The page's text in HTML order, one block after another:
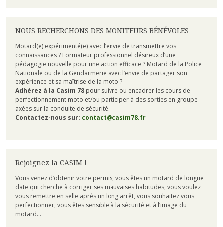
NOUS RECHERCHONS DES MONITEURS BÉNÉVOLES
Motard(e) expérimenté(e) avec l’envie de transmettre vos
connaissances ? Formateur professionnel désireux d’une
pédagogie nouvelle pour une action efficace ? Motard de la Police
Nationale ou de la Gendarmerie avec l’envie de partager son
expérience et sa maîtrise de la moto ?
Adhérez à la Casim 78pour suivre ou encadrer les cours de
perfectionnement moto et/ou participer à des sorties en groupe
axées sur la conduite de sécurité.
Contactez-nous sur: contact@casim78.fr
Rejoignez la CASIM !
Vous venez d’obtenir votre permis, vous êtes un motard de longue
date qui cherche à corriger ses mauvaises habitudes, vous voulez
vous remettre en selle après un long arrêt, vous souhaitez vous
perfectionner, vous êtes sensible à la sécurité et à l’image du
motard…